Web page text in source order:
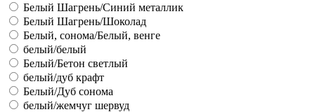
Белый Шагрень/Синий металлик
Белый Шагрень/Шоколад
Белый, сонома/Белый, венге
белый/белый
Белый/Бетон светлый
белый/дуб крафт
Белый/Дуб сонома
белый/жемчуг шервуд